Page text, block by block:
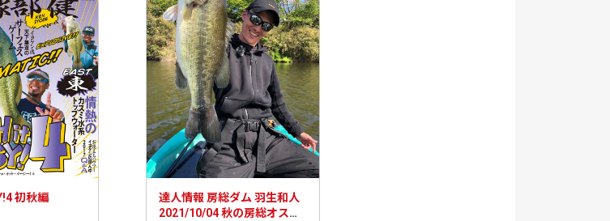
初秋編
達人情報 房総ダム 羽生和人
2021/10/04 秋の房総オスス